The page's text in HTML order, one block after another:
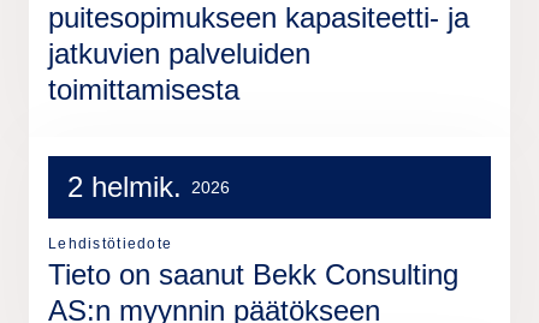
puitesopimukseen kapasiteetti- ja
jatkuvien palveluiden
toimittamisesta
2 helmik. 2026
Lehdistötiedote
Tieto on saanut Bekk Consulting
AS:n myynnin päätökseen